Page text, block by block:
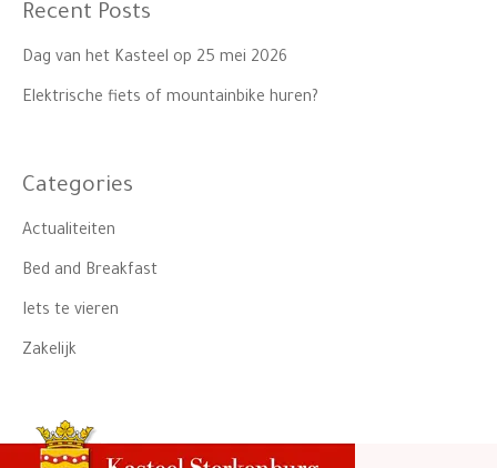
Recent Posts
Dag van het Kasteel op 25 mei 2026
Elektrische fiets of mountainbike huren?
Categories
Actualiteiten
Bed and Breakfast
Iets te vieren
Zakelijk